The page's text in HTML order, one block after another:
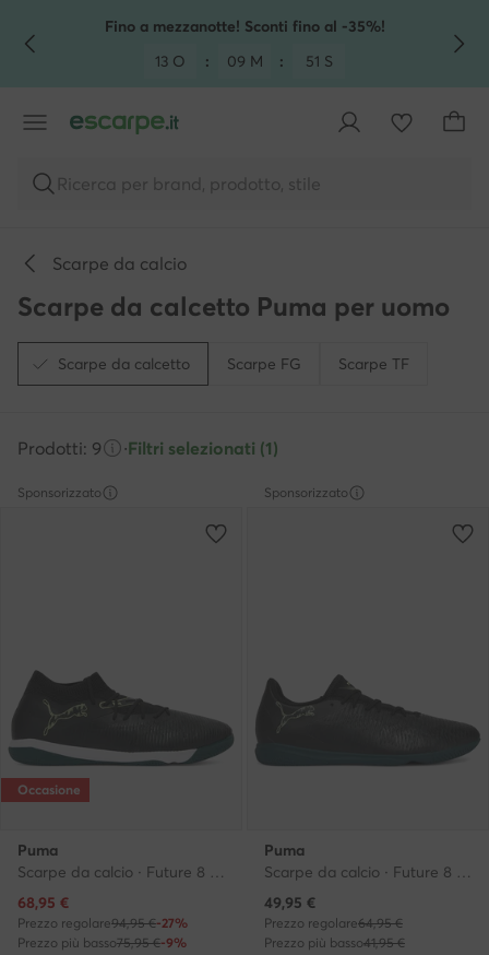
VAI AL CONTENUTO PRINCIPALE
VAI ALLA RICERCAFino a mezzanotte! Sconti fino al -35%!
13 O
: 09 M : 50 S
Ricerca per brand, prodotto, stile
Scarpe da calcio
Scarpe da calcetto Puma per uomo
Scarpe da calcetto Scarpe FG Scarpe TF
Prodotti: 9 ·Filtri selezionati (1)
Sponsorizzato
Occasione
Puma
Scarpe da calcio · Future 8 Match It 108598 02 · Nero
Prezzo attuale
68,95 €
Prezzo regolare94,95 €-27%
Prezzo più basso75,95 €-9%
Sponsorizzato
Puma
Scarpe da calcio · Future 8 Play It 108606 02 · Nero
Prezzo attuale
49,95 €
Prezzo regolare64,95 €
Prezzo più basso41,95 €